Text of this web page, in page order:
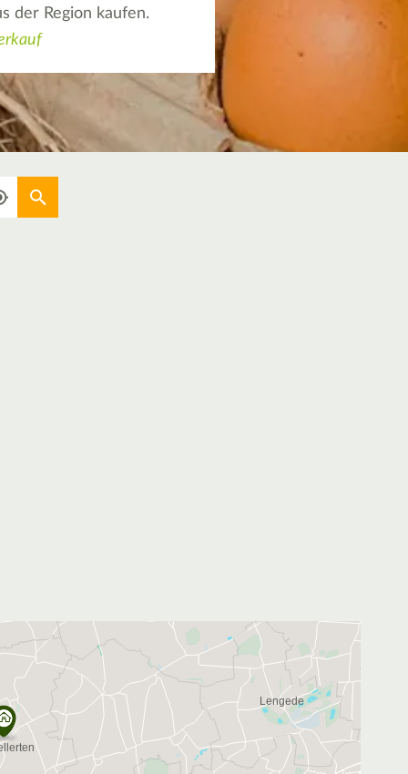
der Region kaufen.
Aktuellen Standort verwenden